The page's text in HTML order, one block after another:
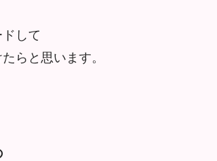
して
らと思います。